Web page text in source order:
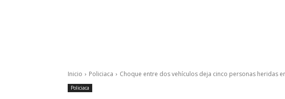
Inicio Policiaca Choque entre dos vehículos deja cinco personas heridas
Policiaca